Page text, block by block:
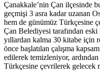
Çanakkale’nin Çan ilçesinde
geçmişi 3 asra kadar uzanan
hem de günümüz Türkçesine
Çan Belediyesi tarafından eski
yıllardan kalma 30 kitabe için
önce başlatılan çalışma
edilerek temizleniyor,
Türkçesine çevrilerek gelecek